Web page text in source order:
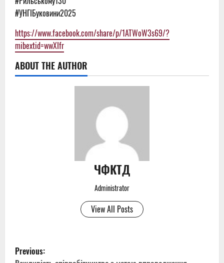
#УНГІБуковини2025
https://www.facebook.com/share/p/1ATWoW3s69/?
mibextid=wwXIfr
ABOUT THE AUTHOR
ЧФКТД
Administrator
View All Posts
P
Previous: